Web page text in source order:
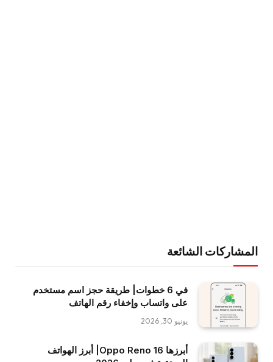
المشاركات الشائعة
في 6 خطوات| طريقة حجز اسم مستخدم
على واتساب وإخفاء رقم الهاتف
يونيو 30, 2026
أبرزها Oppo Reno 16| أبرز الهواتف